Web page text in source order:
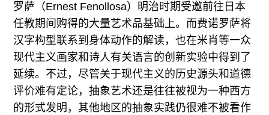
罗萨（Ernest Fenollosa）明治时期受邀前往日本
任教期间购得的大量艺术品基础上。而费诺罗萨将
汉字构型联系到身体动作的解读，也在米肖等一众
现代主义画家和诗人有关语言的创新实验中得到了
延续。不过，尽管关于现代主义的历史源头和道德
评价难有定论，抽象艺术还是往往被视为一种西方
的形式发明，其他地区的抽象实践仍很难不被看作